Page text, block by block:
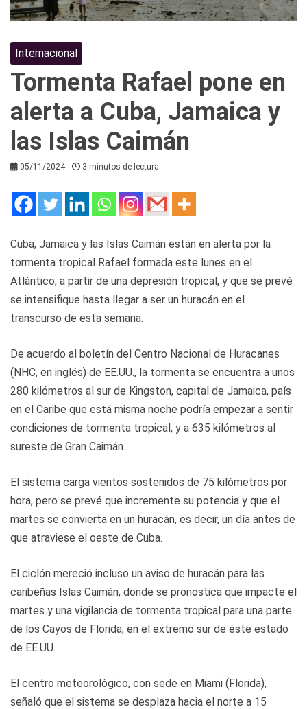
Internacional
Tormenta Rafael pone en
alerta a Cuba, Jamaica y
las Islas Caimán
05/11/2024 3 minutos de lectura
Cuba, Jamaica y las Islas Caimán están en alerta por la
tormenta tropical Rafael formada este lunes en el
Atlántico, a partir de una depresión tropical, y que se prevé
se intensifique hasta llegar a ser un huracán en el
transcurso de esta semana.
De acuerdo al boletín del Centro Nacional de Huracanes
(NHC, en inglés) de EE.UU., la tormenta se encuentra a unos
280 kilómetros al sur de Kingston, capital de Jamaica, país
en el Caribe que está misma noche podría empezar a sentir
condiciones de tormenta tropical, y a 635 kilómetros al
sureste de Gran Caimán.
El sistema carga vientos sostenidos de 75 kilómetros por
hora, pero se prevé que incremente su potencia y que el
martes se convierta en un huracán, es decir, un día antes de
que atraviese el oeste de Cuba.
El ciclón mereció incluso un aviso de huracán para las
caribeñas Islas Caimán, donde se pronostica que impacte el
martes y una vigilancia de tormenta tropical para una parte
de los Cayos de Florida, en el extremo sur de este estado
de EE.UU.
El centro meteorológico, con sede en Miami (Florida),
señaló que el sistema se desplaza hacia el norte a 15